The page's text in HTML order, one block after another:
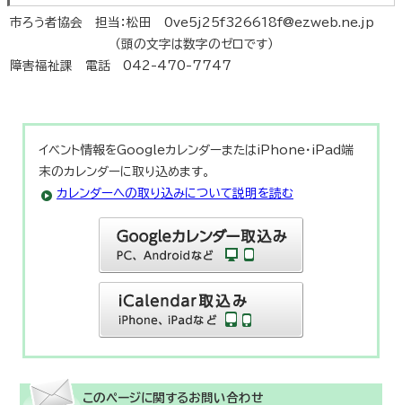
市ろう者協会 担当：松田 0ve5j25f326618f@ezweb.ne.jp
（頭の文字は数字のゼロです）
障害福祉課 電話 042-470-7747
イベント情報をGoogleカレンダーまたはiPhone・iPad端
末のカレンダーに取り込めます。
カレンダーへの取り込みについて説明を読む
このページに関するお問い合わせ